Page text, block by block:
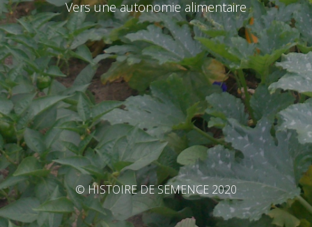
Vers une autonomie alimentaire
© HISTOIRE DE SEMENCE 2020